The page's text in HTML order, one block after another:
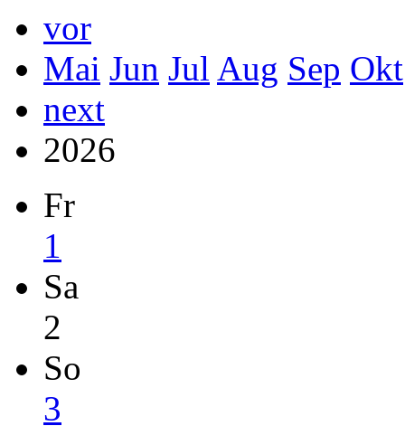
vor
Mai Jun Jul Aug Sep Okt
next
2026
Fr
1
Sa
2
So
3